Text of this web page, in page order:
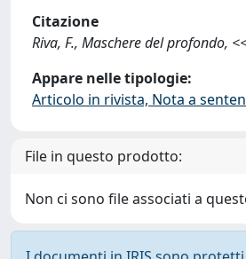
Citazione
Riva, F., Maschere del profondo,
Appare nelle tipologie:
Articolo in rivista, Nota a
File in questo prodotto:
Non ci sono file associati a